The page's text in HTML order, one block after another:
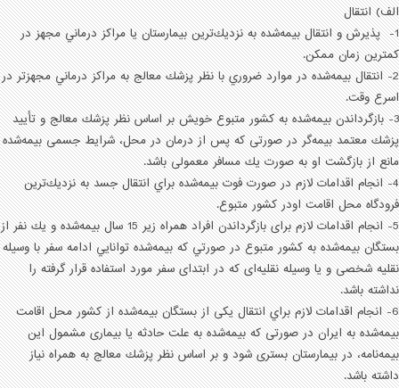
الف) انتقال
1- پذيرش و انتقال بيمه‌شده به نزديك‌ترين بيمارستان يا مراكز درماني مجهز در
كمترين زمان ممكن.
2- انتقال بيمه‌شده در موارد ضروري با نظر پزشك معالج به مراكز درماني مجهزتر در
اسرع وقت.
3- بازگرداندن بيمه‌شده به كشور متبوع خويش بر اساس نظر پزشك معالج و تأييد
پزشك معتمد بيمه‌گر در صورتی كه پس از درمان در محل، شرايط جسمی بيمه‌شده
مانع از بازگشت او به صورت يك مسافر معمولی باشد.
4- انجام اقدامات لازم در صورت فوت بيمه‌شده براي انتقال جسد به نزديك‌ترين
فرودگاه محل اقامت اودر كشور متبوع.
5- انجام اقدامات لازم برای بازگرداندن افراد همراه زير 15 سال بيمه‌شده و يك نفر از
بستگان بيمه‌شده به كشور متبوع در صورتي كه بيمه‌شده توانايي ادامه سفر با وسيله
نقليه شخصی و يا وسيله نقليه‌ای كه در ابتدای سفر مورد استفاده قرار گرفته را
نداشته باشد.
6- انجام اقدامات لازم براي انتقال يكی از بستگان بيمه‌شده از كشور محل اقامت
بيمه‌شده به ايران در صورتی كه بيمه‌شده به علت حادثه يا بيماری مشمول اين
بيمه‌نامه، در بيمارستان بستری شود و بر اساس نظر پزشك معالج به همراه نياز
داشته باشد.